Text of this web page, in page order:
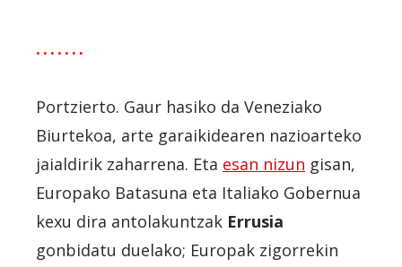
· · · · · · ·
Portzierto. Gaur hasiko da Veneziako
Biurtekoa, arte garaikidearen nazioarteko
jaialdirik zaharrena. Eta esan nizun gisan,
Europako Batasuna eta Italiako Gobernua
kexu dira antolakuntzak Errusia
gonbidatu duelako; Europak zigorrekin